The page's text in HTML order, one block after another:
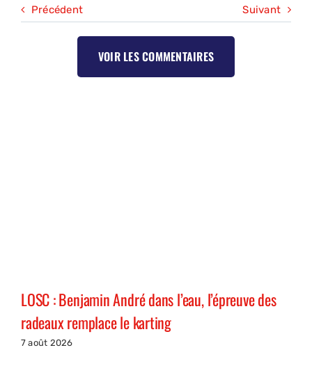
Précédent Suivant
VOIR LES COMMENTAIRES
LOSC : Benjamin André dans l’eau, l’épreuve des
radeaux remplace le karting
7 août 2026